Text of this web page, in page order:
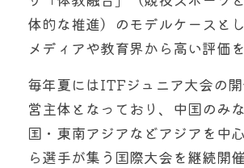
体的な推進）のモデルケースと
メディアや教育界から高い評価
毎年夏にはITFジュニア大会の
営主体となっており、中国のみ
国・東南アジアなどアジアを中
ら選手が集う国際大会を継続開